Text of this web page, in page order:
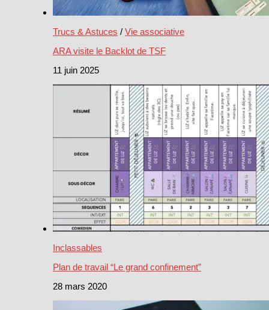
Trucs & Astuces / Vie associative
ARA visite le Backlot de TSF
11 juin 2025
Inclassables
Plan de travail “Le grand confinement”
28 mars 2020